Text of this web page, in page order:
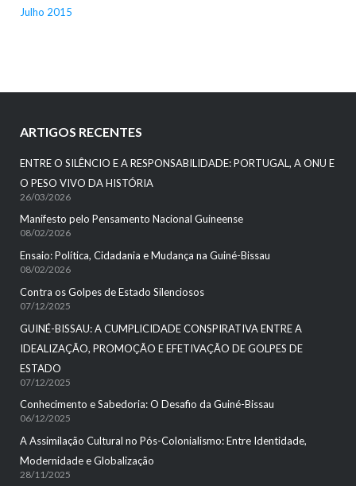
Julho 2015
ARTIGOS RECENTES
ENTRE O SILÊNCIO E A RESPONSABILIDADE: PORTUGAL, A ONU E
O PESO VIVO DA HISTÓRIA
26/03/2026
Manifesto pelo Pensamento Nacional Guineense
08/02/2026
Ensaio: Política, Cidadania e Mudança na Guiné-Bissau
08/02/2026
Contra os Golpes de Estado Silenciosos
07/12/2025
GUINÉ-BISSAU: A CUMPLICIDADE CONSPIRATIVA ENTRE A
IDEALIZAÇÃO, PROMOÇÃO E EFETIVAÇÃO DE GOLPES DE
ESTADO
07/12/2025
Conhecimento e Sabedoria: O Desafio da Guiné-Bissau
06/12/2025
A Assimilação Cultural no Pós-Colonialismo: Entre Identidade,
Modernidade e Globalização
28/11/2025